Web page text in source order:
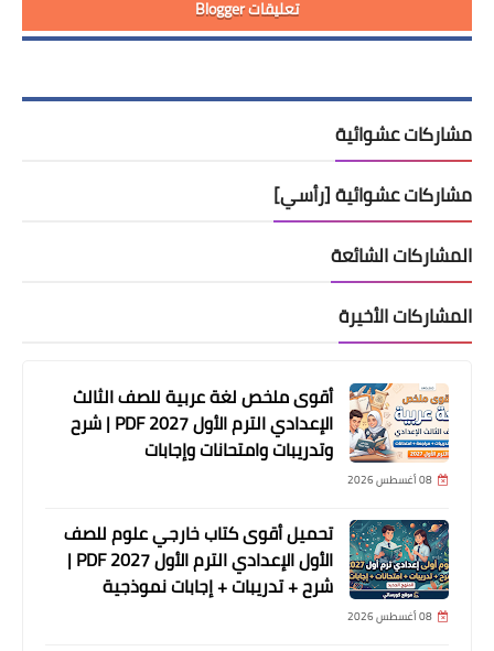
تعليقات Blogger
مشاركات عشوائية
مشاركات عشوائية [رأسي]
المشاركات الشائعة
المشاركات الأخيرة
أقوى ملخص لغة عربية للصف الثالث
الإعدادي الترم الأول 2027 PDF | شرح
وتدريبات وامتحانات وإجابات
08 أغسطس 2026
تحميل أقوى كتاب خارجي علوم للصف
الأول الإعدادي الترم الأول 2027 PDF |
شرح + تدريبات + إجابات نموذجية
08 أغسطس 2026